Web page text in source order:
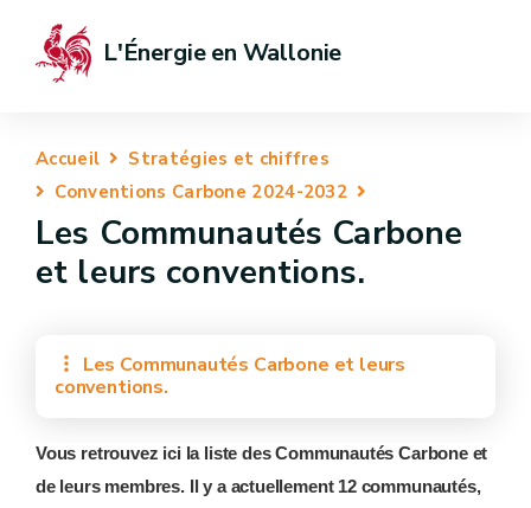
L'Énergie en Wallonie
Accueil
Stratégies et chiffres
Conventions Carbone 2024-2032
Les Communautés Carbone
et leurs conventions.
Les Communautés Carbone et leurs
conventions.
Vous retrouvez ici la liste des Communautés Carbone et
de leurs membres. Il y a actuellement 12 communautés,